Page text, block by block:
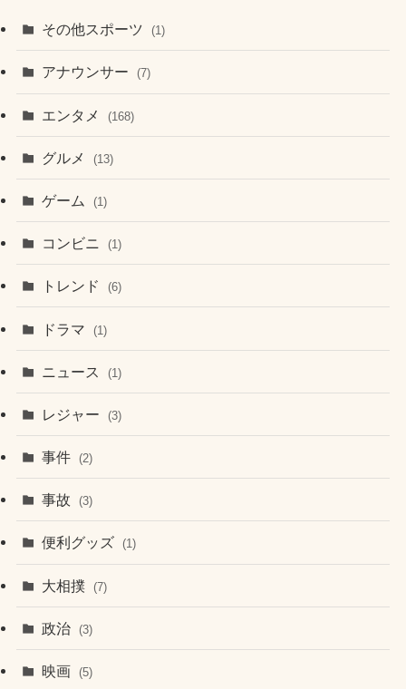
その他スポーツ (1)
アナウンサー (7)
エンタメ (168)
グルメ (13)
ゲーム (1)
コンビニ (1)
トレンド (6)
ドラマ (1)
ニュース (1)
レジャー (3)
事件 (2)
事故 (3)
便利グッズ (1)
大相撲 (7)
政治 (3)
映画 (5)